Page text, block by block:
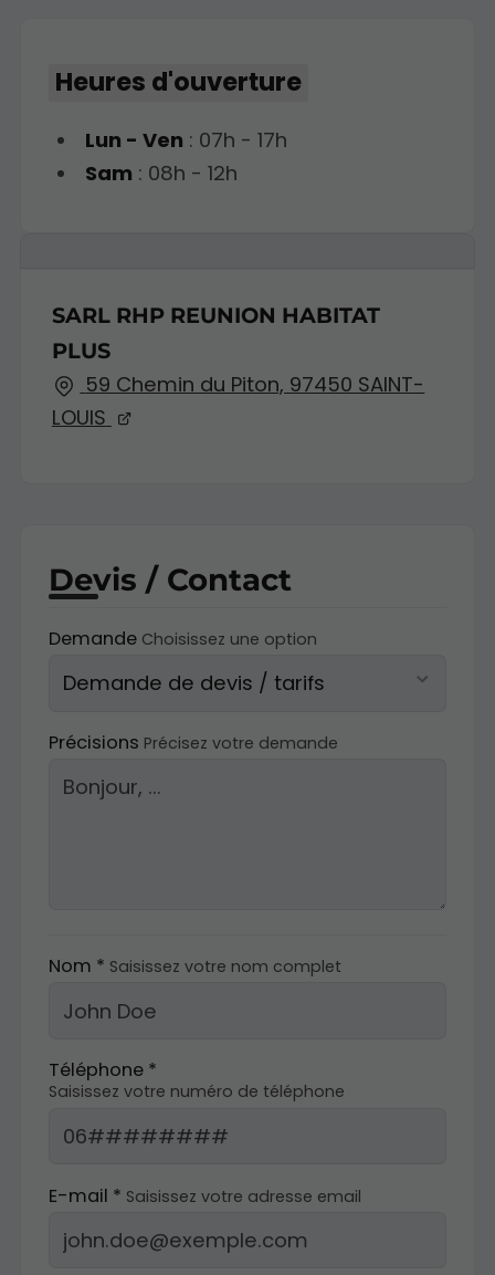
Heures d'ouverture
Lun - Ven : 07h - 17h
Sam : 08h - 12h
SARL RHP REUNION HABITAT
PLUS
59 Chemin du Piton, 97450 SAINT-
LOUIS
Devis / Contact
Demande Choisissez une option
Précisions Précisez votre demande
Nom * Saisissez votre nom complet
Téléphone *
Saisissez votre numéro de téléphone
E-mail * Saisissez votre adresse email